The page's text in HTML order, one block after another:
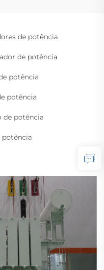
de potência
de potência
potência
potência
de potência
potência